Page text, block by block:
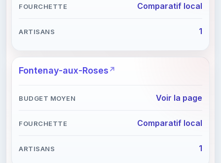
Comparatif local
1
Fontenay-aux-Roses
Voir la page
Comparatif local
1